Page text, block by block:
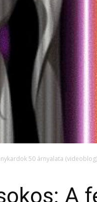
50 árnyalata (videoblog)
A